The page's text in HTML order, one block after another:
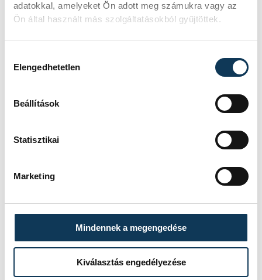
adatokkal, amelyeket Ön adott meg számukra vagy az
Ön által használt más szolgáltatásokból gyűjtöttek.
Elengedhetetlen
Beállítások
Statisztikai
Marketing
Mindennek a megengedése
Kiválasztás engedélyezése
vehir.hu
Szalai
Csaba